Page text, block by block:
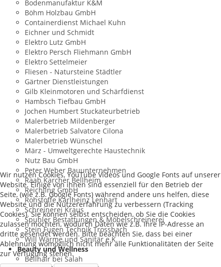
Bodenmanufaktur K&M
Böhm Holzbau GmbH
Containerdienst Michael Kuhn
Eichner und Schmidt
Elektro Lutz GmbH
Elektro Persch Fliehmann GmbH
Elektro Settelmeier
Fliesen - Natursteine Städtler
Gärtner Dienstleistungen
Gilb Kleinmotoren und Schärfdienst
Hambsch Tiefbau GmbH
Jochen Humbert Stuckateurbetrieb
Malerbetrieb Mildenberger
Malerbetrieb Salvatore Cilona
Malerbetrieb Wünschel
März - Umweltgerechte Haustechnik
Nutz Bau GmbH
Peter Weber Bauunternehmen
Raab Karcher Bellheim
Reichling GmbH
Rohstoffe Karlheinz Lenhart
Schreinerei Kraus
Spuhler Bestattungen & Möbelschreinerei
Stein Fugen Technik Trossbach
Will Wärme und Sanitär e.K.
Beauty und Wellness
Bellhair bei Salah
Wir nutzen Cookies, YouTube Videos und Google Fonts auf unserer
Website. Einige von ihnen sind essenziell für den Betrieb der
Seite, (wie z.B. Google Fonts) während andere uns helfen, diese
Website und die Nutzererfahrung zu verbessern (Tracking
Cookies). Sie können selbst entscheiden, ob Sie die Cookies
zulassen möchten, wodurch Daten wie z.B. Ihre IP-Adresse an
dritte gesendet werden. Bitte beachten Sie, dass bei einer
Ablehnung womöglich nicht mehr alle Funktionalitäten der Seite
zur Verfügung stehen.